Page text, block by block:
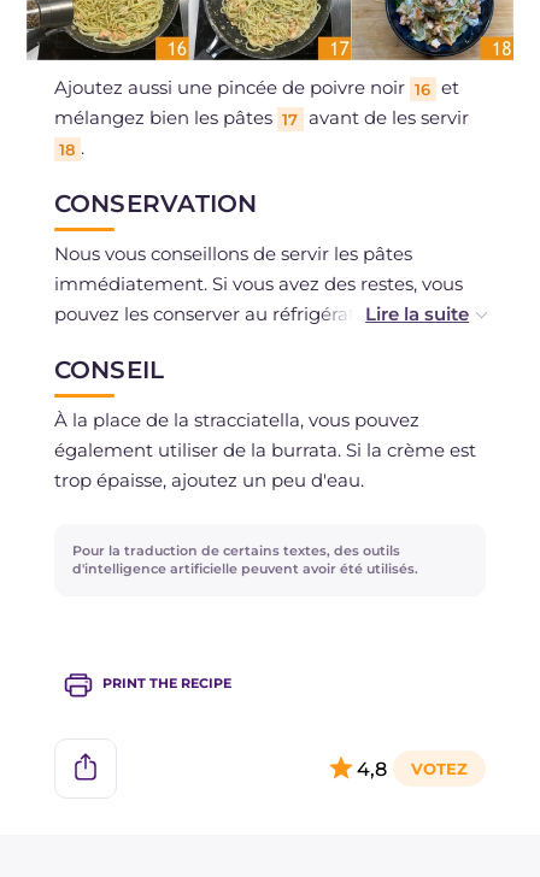
Ajoutez aussi une pincée de poivre noir 16 et
mélangez bien les pâtes 17 avant de les servir
18 .
CONSERVATION
Nous vous conseillons de servir les pâtes
immédiatement. Si vous avez des restes, vous
pouvez les conserver au réfrigérateur pendant
CONSEIL
À la place de la stracciatella, vous pouvez
également utiliser de la burrata. Si la crème est
trop épaisse, ajoutez un peu d'eau.
Pour la traduction de certains textes, des outils
d'intelligence artificielle peuvent avoir été utilisés.
PRINT THE RECIPE
4,8